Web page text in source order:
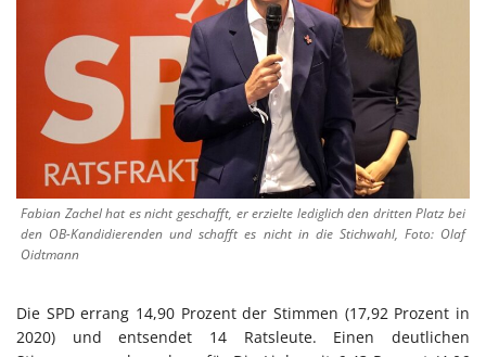
Fabian Zachel hat es nicht geschafft, er erzielte lediglich den dritten Platz bei
den OB-Kandidierenden und schafft es nicht in die Stichwahl, Foto: Olaf
Oidtmann
Die SPD errang 14,90 Prozent der Stimmen (17,92 Prozent in
2020) und entsendet 14 Ratsleute. Einen deutlichen